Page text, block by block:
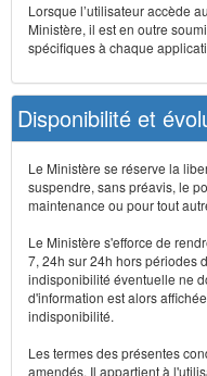
Lorsque l’utilisateur accède
Ministère, il est en outre
spécifiques à chaque
Disponibilité et
Le Ministère se réserve la
suspendre, sans préavis, le
maintenance ou pour tout
Le Ministère s'efforce de
7, 24h sur 24h hors périodes
indisponibilité éventuelle ne
d'information est alors
indisponibilité.
Les termes des présentes
amendés. Il appartient à